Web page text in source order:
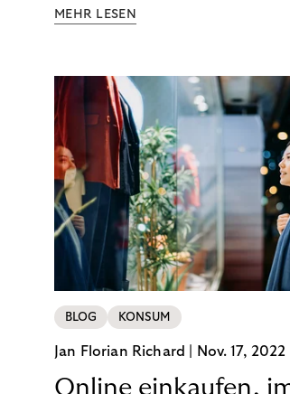
Zahlungsabwicklung echte
MEHR LESEN
BLOG KONSUM
Jan Florian Richard | Nov. 17, 2022
Online einkaufen,